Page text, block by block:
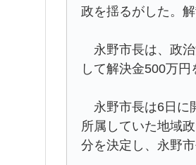
政を揺るがした。
永野市長は、政治
して解決金500万
永野市長は6日に
所属していた地域
分を決定し、永野